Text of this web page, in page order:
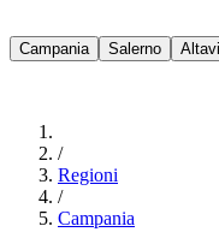
Campania Salerno
/
Regioni
/
Campania